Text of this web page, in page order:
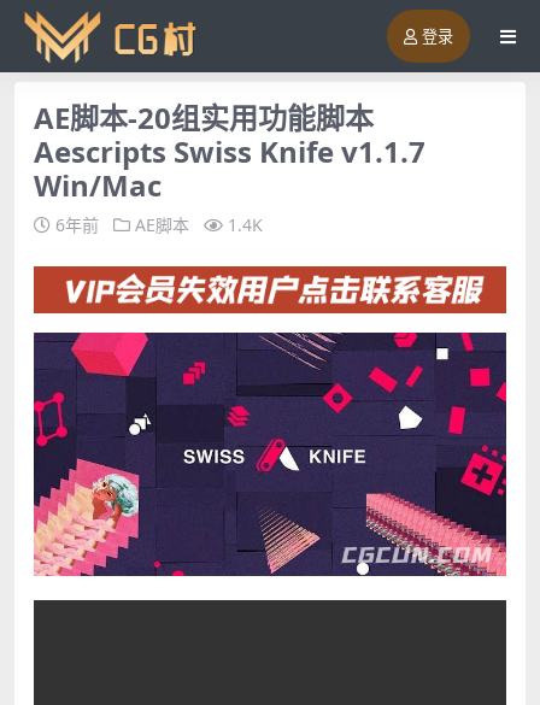
登录
AE脚本-20组实用功能脚本
Aescripts Swiss Knife v1.1.7
Win/Mac
6年前 AE脚本 1.4K